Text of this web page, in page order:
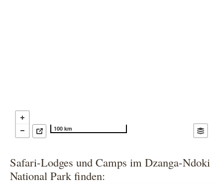
100 km
Safari-Lodges und Camps im Dzanga-Ndoki
National Park finden: